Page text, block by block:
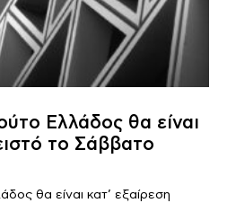
Ελλάδος θα είναι
το Σάββατο
θα είναι κατ’ εξαίρεση